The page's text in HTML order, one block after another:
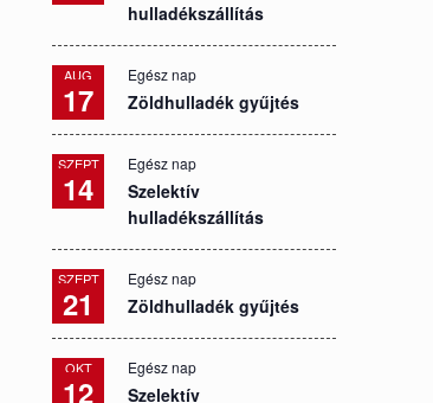
hulladékszállítás
AUG
17
Egész nap
Zöldhulladék gyűjtés
SZEPT
14
Egész nap
Szelektív
hulladékszállítás
SZEPT
21
Egész nap
Zöldhulladék gyűjtés
OKT
12
Egész nap
Szelektív